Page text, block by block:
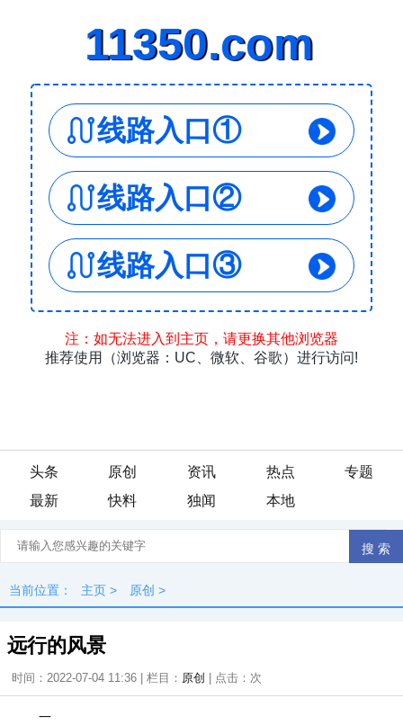
头条 原创 资讯 热点
专题
最新
快料 独闻 本地
当前位置： 主页 > 原创 >
远行的风景
时间：2022-07-04 11:36 | 栏目： 原创 | 点击： 次
一